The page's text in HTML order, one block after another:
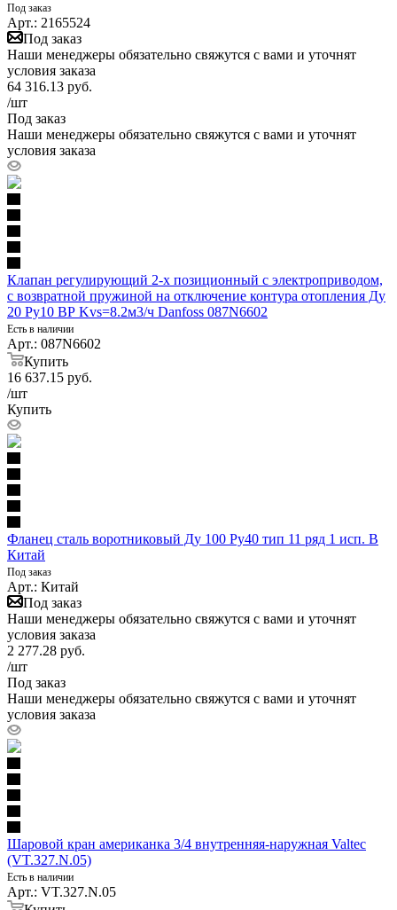
Под заказ
Арт.: 2165524
Под заказ
Наши менеджеры обязательно свяжутся с вами и уточнят
условия заказа
64 316.13 руб.
/шт
Под заказ
Наши менеджеры обязательно свяжутся с вами и уточнят
условия заказа
Клапан регулирующий 2-х позиционный с электроприводом,
с возвратной пружиной на отключение контура отопления Ду
20 Ру10 ВР Kvs=8.2м3/ч Danfoss 087N6602
Есть в наличии
Арт.: 087N6602
Купить
16 637.15 руб.
/шт
Купить
Фланец сталь воротниковый Ду 100 Ру40 тип 11 ряд 1 исп. B
Китай
Под заказ
Арт.: Китай
Под заказ
Наши менеджеры обязательно свяжутся с вами и уточнят
условия заказа
2 277.28 руб.
/шт
Под заказ
Наши менеджеры обязательно свяжутся с вами и уточнят
условия заказа
Шаровой кран американка 3/4 внутренняя-наружная Valtec
(VT.327.N.05)
Есть в наличии
Арт.: VT.327.N.05